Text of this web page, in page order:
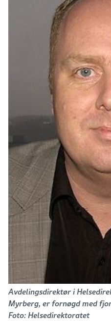
Avdelingsdirektør i
Myrberg, er fornøgd med
Foto: Helsedirektoratet